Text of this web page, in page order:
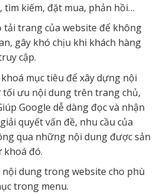
kiếm, đặt mua, phản hồi…
tải trang của website để không
gây khó chịu khi khách hàng
cập.
mục tiêu để xây dựng nội
ưu nội dung trên trang chủ,
Google dễ dàng đọc và nhận
quyết vấn đề, nhu cầu của
qua những nội dung được sản
khoá đó.
dung trong website cho phù
trong menu.